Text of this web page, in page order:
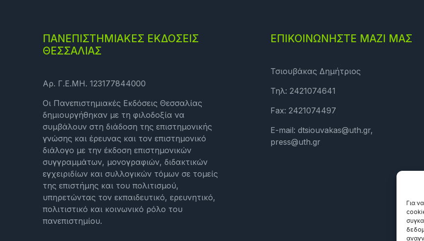
Για
ΠΑΝΕΠΙΣΤΗΜΙΑΚΕΣ ΕΚΔΟΣΕΙΣ
ΘΕΣΣΑΛΙΑΣ
Αρ. Γ.Ε.ΜΗ. 123177844000
Οι Πανεπιστημιακές Εκδόσεις Θεσσαλίας
δημιουργήθηκαν με τη φιλοδοξία να
συμβάλουν στη διάδοση της επιστημονικής
γνώσης και έρευνας και τον επιστημονικό
διάλογο με την έκδοση επιστημονικών
συγγραμμάτων, μονογραφιών, διδακτικών
εγχειριδίων και συλλογικών τόμων σε τομείς
της επιστήμης και του πολιτισμού,
υπηρετώντας τον εκπαιδευτικό, ερευνητικό,
πολιτιστικό και κοινωνικό ρόλο του
πανεπιστημίου.
ΕΠΙΚΟΙΝΩΝΗΣΤΕ ΜΑΖΙ ΜΑΣ
Τσιουβάκας Δημήτριος
Τηλ: 2421074641
Fax: 2421074497
E-mail: dtsiouvakas@uth.gr,
press@uth.gr